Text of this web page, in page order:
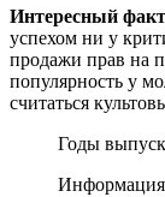
Интересный
успехом ни у
продажи прав на
популярность у
считаться
Годы